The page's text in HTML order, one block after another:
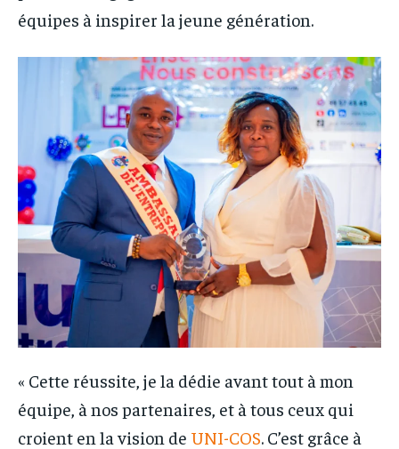
équipes à inspirer la jeune génération.
« Cette réussite, je la dédie avant tout à mon
équipe, à nos partenaires, et à tous ceux qui
croient en la vision de UNI-COS. C’est grâce à